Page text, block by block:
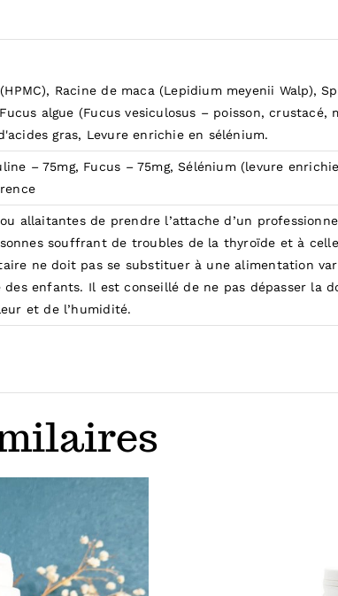
Racine de maca (Lepidium meyenii Walp),
algue (Fucus vesiculosus – poisson, crustacé,
gras, Levure enrichie en sélénium.
– 75mg, Fucus – 75mg, Sélénium (levure
allaitantes de prendre l’attache d’un
souffrant de troubles de la thyroïde et à
ne doit pas se substituer à une alimentation
enfants. Il est conseillé de ne pas dépasser la
et de l’humidité.